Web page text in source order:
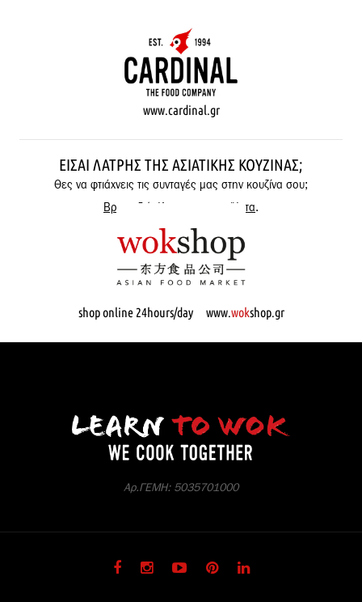
www.cardinal.gr
ΕΊΣΑΙ ΛΆΤΡΗΣ ΤΗΣ ΑΣΙΑΤΙΚΉΣ ΚΟΥΖΊΝΑΣ;
Θες να φτιάχνεις τις συνταγές μας στην κουζίνα σου;
Βρες εδώ όλα μας τα προϊόντα.
shop online 24hours/day www.wokshop.gr
Αρ.ΓΕΜΗ: 5035701000